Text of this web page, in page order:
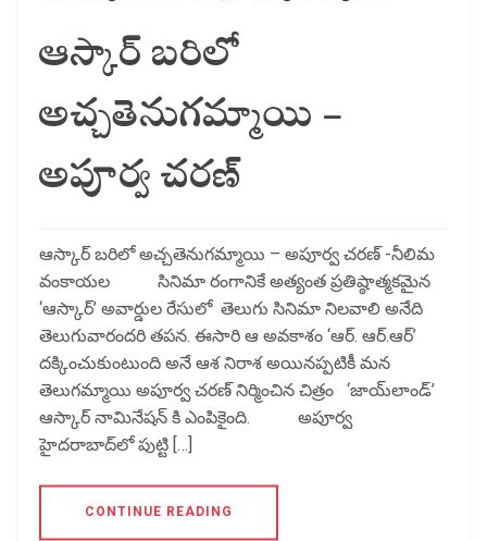
ఆస్కార్ బరిలో
అచ్చతెనుగమ్మాయి –
అపూర్వ చరణ్
ఆస్కార్ బరిలో అచ్చతెనుగమ్మాయి – అపూర్వ చరణ్ -నీలిమ
వంకాయల సినిమా రంగానికే అత్యంత ప్రతిష్ఠాత్మకమైన
‘ఆస్కార్’ అవార్డుల రేసులో తెలుగు సినిమా నిలవాలి అనేది
తెలుగువారందరి తపన. ఈసారి ఆ అవకాశం ‘ఆర్. ఆర్.ఆర్’
దక్కించుకుంటుంది అనే ఆశ నిరాశ అయినప్పటికీ మన
తెలుగమ్మాయి అపూర్వ చరణ్ నిర్మించిన చిత్రం ‘జాయ్‌లాండ్’
ఆస్కార్ నామినేషన్ కి ఎంపికైంది. అపూర్వ
హైదరాబాద్‌లో పుట్టి […]
CONTINUE READING